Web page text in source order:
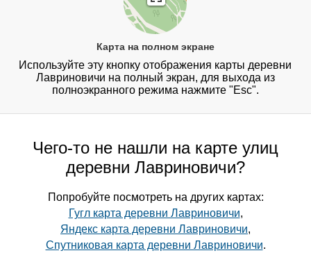
Карта на полном экране
Используйте эту кнопку отображения карты деревни
Лавриновичи на полный экран, для выхода из
полноэкранного режима нажмите "Esc".
Чего-то не нашли на карте улиц
деревни Лавриновичи?
Попробуйте посмотреть на других картах:
Гугл карта деревни Лавриновичи,
Яндекс карта деревни Лавриновичи,
Спутниковая карта деревни Лавриновичи.